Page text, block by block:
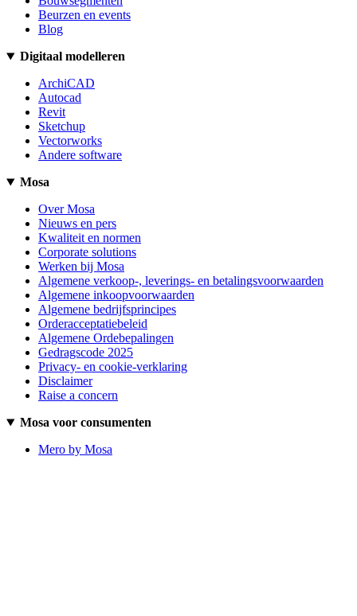
Beurzen en events
Blog
Digitaal modelleren
ArchiCAD
Autocad
Revit
Sketchup
Vectorworks
Andere software
Mosa
Over Mosa
Nieuws en pers
Kwaliteit en normen
Corporate solutions
Werken bij Mosa
Algemene verkoop-, leverings- en betalingsvoorwaarden
Algemene inkoopvoorwaarden
Algemene bedrijfsprincipes
Orderacceptatiebeleid
Algemene Ordebepalingen
Gedragscode 2025
Privacy- en cookie-verklaring
Disclaimer
Raise a concern
Mosa voor consumenten
Mero by Mosa